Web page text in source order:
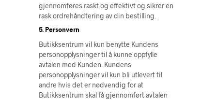
gjennomføres raskt og effektivt og sikrer en
rask ordrehåndtering av din bestilling.
5. Personvern
Butikksentrum vil kun benytte Kundens
personopplysninger til å kunne oppfylle
avtalen med Kunden. Kundens
personopplysninger vil kun bli utlevert til
andre hvis det er nødvendig for at
Butikksentrum skal få gjennomført avtalen